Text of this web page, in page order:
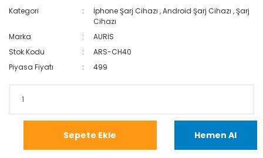
Kategori İphone Şarj Cihazı ,Android Şarj Cihazı ,Şarj
Cihazı
Marka
AURİS
Stok Kodu
ARS-CH40
Piyasa Fiyatı
499
Sepete Ekle Hemen Al